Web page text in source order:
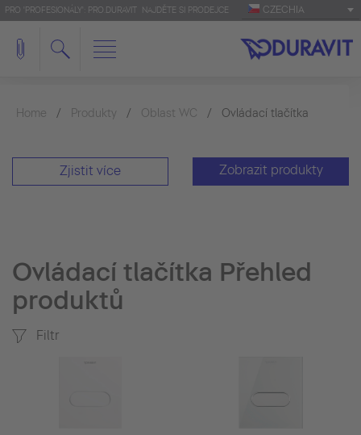
PRO 'PROFESIONÁLY': PRO.DURAVIT NAJDĚTE SI PRODEJCE CZECHIA
Home Produkty Oblast WC Ovládací tlačítka
Zjistit více Zobrazit produkty
Ovládací tlačítka Přehled
produktů
Filtr